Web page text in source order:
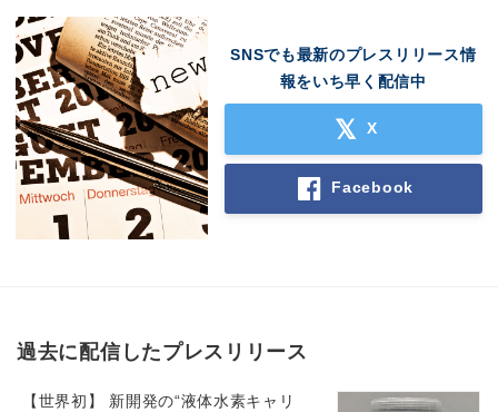
SNSでも最新のプレスリリース情
報をいち早く配信中
X
Facebook
過去に配信したプレスリリース
【世界初】 新開発の“液体水素キャリ